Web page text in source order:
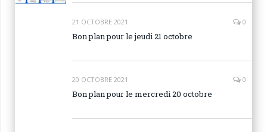
21 OCTOBRE 2021 0
Bon plan pour le jeudi 21 octobre
20 OCTOBRE 2021 0
Bon plan pour le mercredi 20 octobre